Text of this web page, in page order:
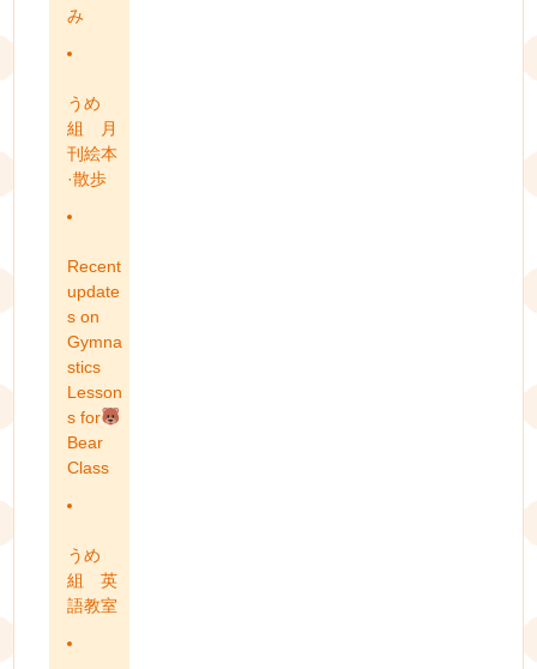
み
うめ
組 月
刊絵本
·散歩
Recent
update
s on
Gymna
stics
Lesson
s for
Bear
Class
うめ
組 英
語教室